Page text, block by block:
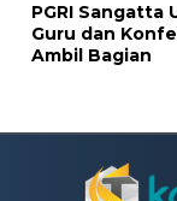
PGRI Sangatta
Guru dan
Ambil Bagian